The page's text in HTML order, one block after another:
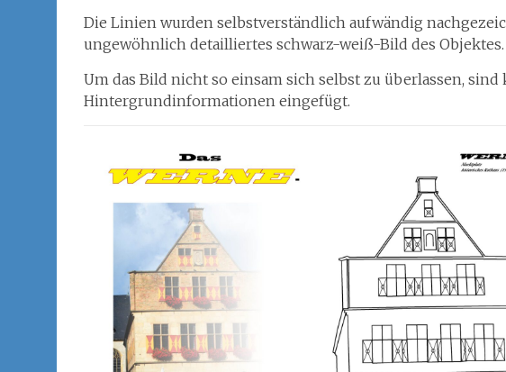
Die Linien wurden selbstverständlich aufwändig
ungewöhnlich detailliertes schwarz-weiß-Bild des Objektes.
Um das Bild nicht so einsam sich selbst zu überlassen,
Hintergrundinformationen eingefügt.